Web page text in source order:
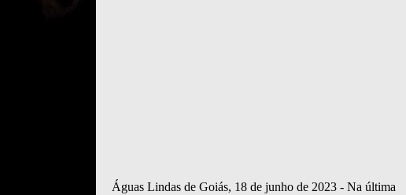
Águas Lindas de Goiás, 18 de junho de 2023 - Na última